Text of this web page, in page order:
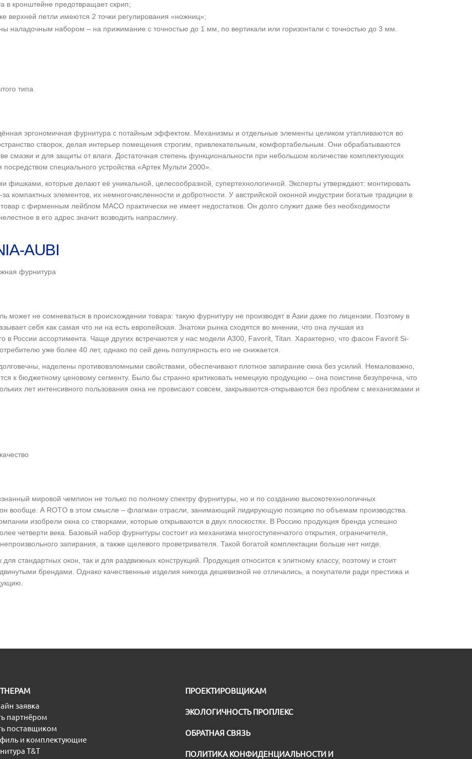
в кронштейне предотвращает скрип;
верхней петли имеются 2 точки регулирования «ножниц»;
наладочным набором – на прижимание с точностью до 1 мм, по вертикали или горизонтали с точностью до 3 мм.
типа
эргономичная фурнитура с потайным эффектом. Механизмы и отдельные элементы целиком утапливаются во
створок, делая интерьер помещения строгим, привлекательным, комфортабельным. Они обрабатываются
смазки и для защиты от влаги. Достаточная степень функциональности при небольшом количестве комплектующих
посредством специального устройства «Артек Мульти 2000».
фишками, которые делают её уникальной, целесообразной, супертехнологичной. Эксперты утверждают: монтировать
компактных элементов, их немногочисленности и добротности. У австрийской оконной индустрии богатые традиции в
с фирменным лейблом MACO практически не имеет недостатков. Он долго служит даже без необходимости
в его адрес значит возводить напраслину.
AUBI
фурнитура
может не сомневаться в происхождении товара: такую фурнитуру не производят в Азии даже по лицензии. Поэтому в
себя как самая что ни на есть европейская. Знатоки рынка сходятся во мнении, что она лучшая из
в России ассортимента. Чаще других встречаются у нас модели А300, Favorit, Titan. Характерно, что фасон Favorit Si-
уже более 40 лет, однако по сей день популярность его не снижается.
наделены противовзломными свойствами, обеспечивают плотное запирание окна без усилий. Немаловажно,
к бюджетному ценовому сегменту. Было бы странно критиковать немецкую продукцию – она поистине безупречна, что
лет интенсивного пользования окна не провисают совсем, закрываются-открываются без проблем с механизмами и
мировой чемпион не только по полному спектру фурнитуры, но и по созданию высокотехнологичных
вообще. А ROTO в этом смысле – флагман отрасли, занимающий лидирующую позицию по объемам производства.
изобрели окна со створками, которые открываются в двух плоскостях. В Россию продукция бренда успешно
четверти века. Базовый набор фурнитуры состоит из механизма многоступенчатого открытия, ограничителя,
запирания, а также щелевого проветривателя. Такой богатой комплектации больше нет нигде.
стандартных окон, так и для раздвижных конструкций. Продукция относится к элитному классу, поэтому и стоит
брендами. Однако качественные изделия никогда дешевизной не отличались, а покупатели ради престижа и
заявка
партнёром
поставщиком
и комплектующие
T&T
ПРОЕКТИРОВЩИКАМ
ЭКОЛОГИЧНОСТЬ ПРОПЛЕКС
ОБРАТНАЯ СВЯЗЬ
ПОЛИТИКА КОНФИДЕНЦИАЛЬНОСТИ И